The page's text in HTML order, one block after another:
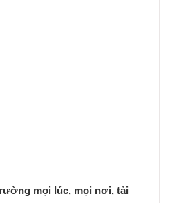
mọi lúc, mọi nơi, tải